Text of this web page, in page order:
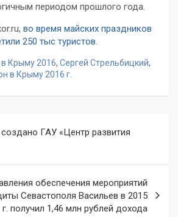
периодом прошлого года.
во время майских праздников
250 тыс туристов.
в Крыму 2016, Сергей Стрельбицкий,
в Крыму 2016 г.
ГАУ «Центр развития
обеспечения мероприятий
Севастополя Васильев в 2015
г. получил 1,46 млн рублей дохода